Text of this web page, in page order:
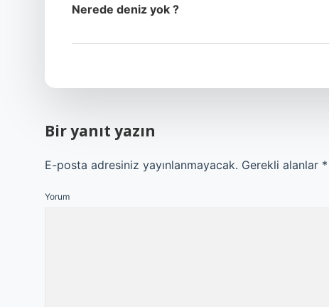
Nerede deniz yok ?
Bir yanıt yazın
E-posta adresiniz yayınlanmayacak. Gerekli alanlar *
Yorum